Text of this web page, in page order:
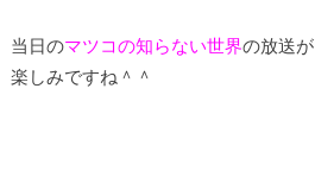
当日のマツコの知らない世界の放送が
楽しみですね＾＾